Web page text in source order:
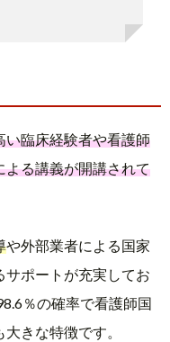
い臨床経験者や看護師
よる講義が開講されて
や外部業者による国家
ポートが充実してお
％の確率で看護師国
きな特徴です。